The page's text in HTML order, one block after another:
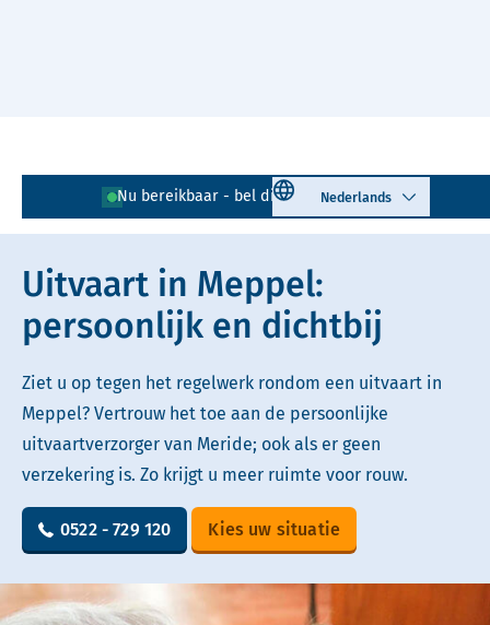
Nu bereikbaar - bel direct! 0522 - 729 120
Select language
Lees voor Uitleg woorden
Simpele tekst
Uitvaart in Meppel:
persoonlijk en dichtbij
Ziet u op tegen het regelwerk rondom een uitvaart in
Meppel? Vertrouw het toe aan de persoonlijke
uitvaartverzorger van Meride; ook als er geen
verzekering is. Zo krijgt u meer ruimte voor rouw.
0522 - 729 120 Kies uw situatie